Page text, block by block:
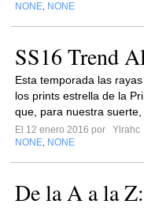
NONE NONE
SS16 Trend
Esta temporada las
los prints estrella de la
que, para nuestra suerte,
El 12 enero 2016 por
Ylrahc
NONE NONE
De la A a la